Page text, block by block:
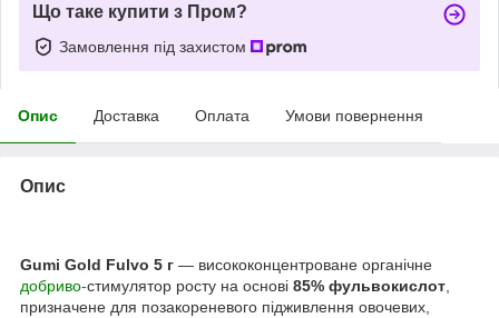
Що таке купити з Пром?
Замовлення під захистом
Опис Доставка Оплата Умови повернення
Опис
Gumi Gold Fulvo 5 г — висококонцентроване органічне
добриво-стимулятор росту на основі 85% фульвокислот,
призначене для позакореневого підживлення овочевих,